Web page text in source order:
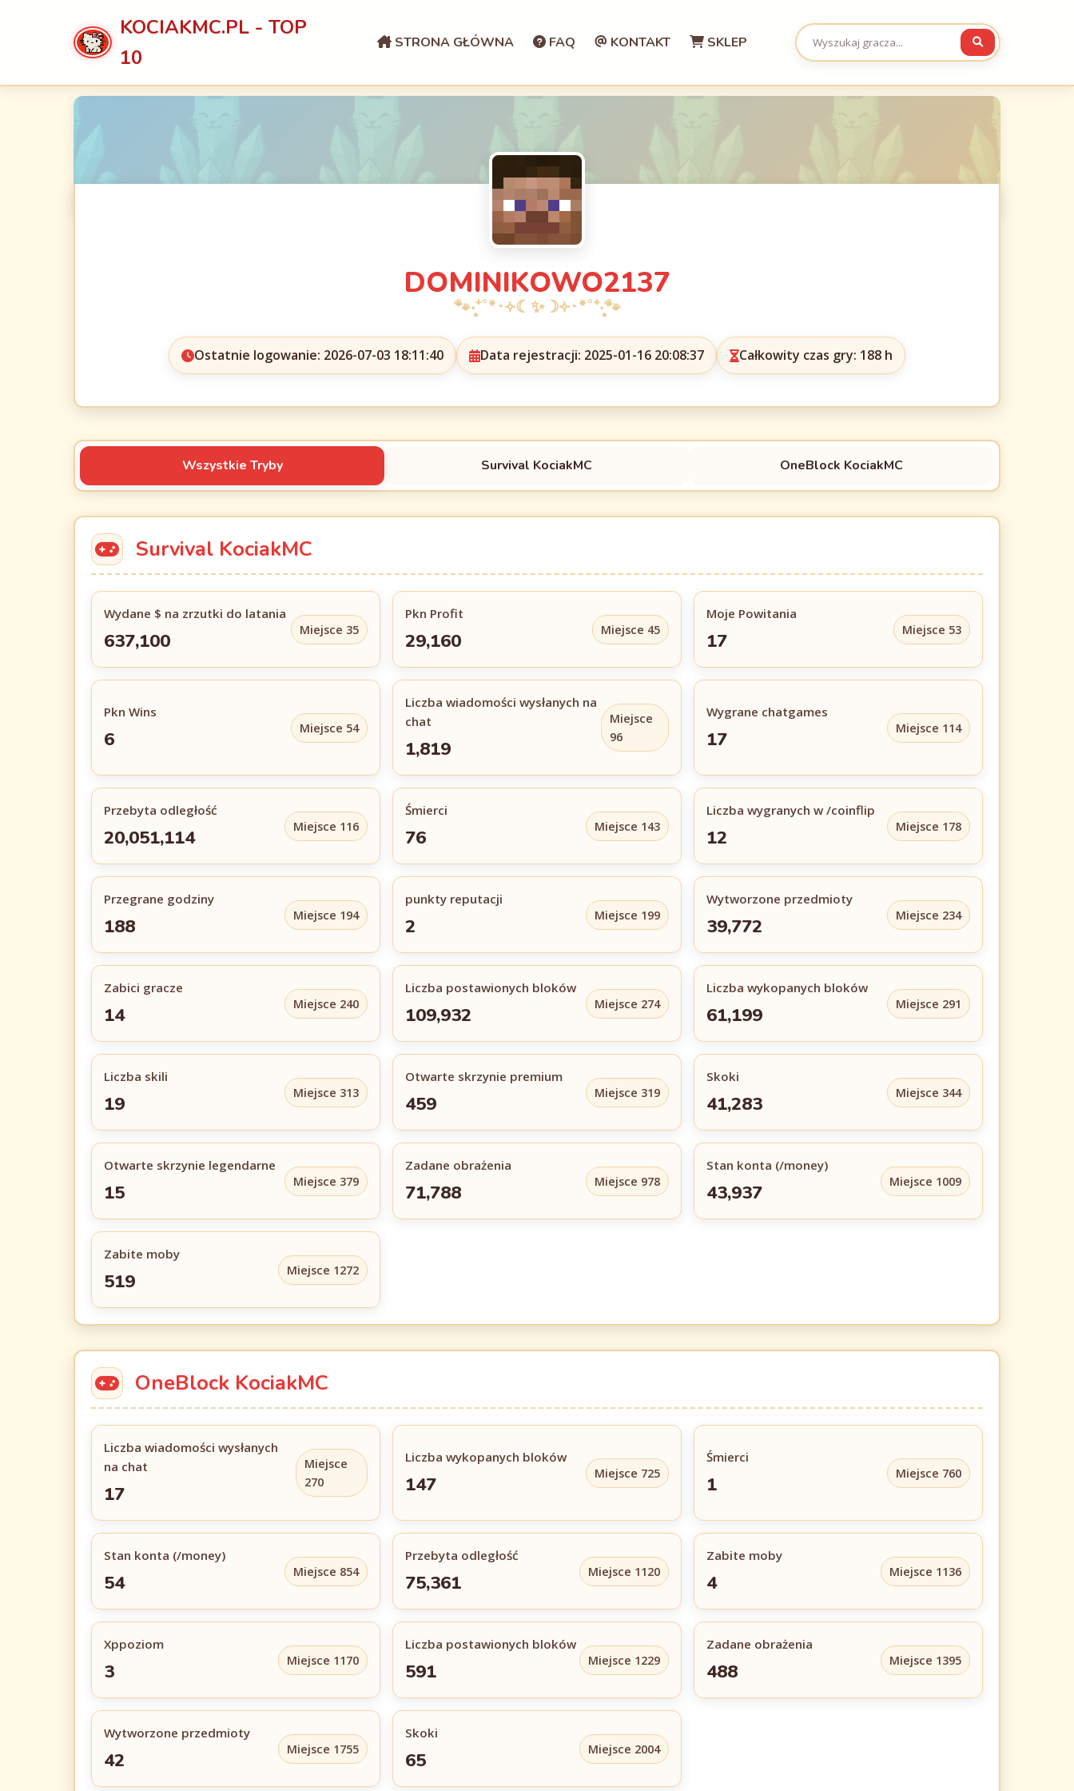
KOCIAKMC.PL - TOP
10
STRONA GŁÓWNA FAQ KONTAKT SKLEP
DOMINIKOWO2137
Ostatnie logowanie: 2026-07-03 18:11:40 Data rejestracji: 2025-01-16 20:08:37 Całkowity czas gry: 188 h
Wszystkie Tryby Survival KociakMC OneBlock KociakMC
Survival KociakMC
Wydane $ na zrzutki do latania
637,100 Miejsce 35
Pkn Profit
29,160 Miejsce 45
Moje Powitania
17 Miejsce 53
Pkn Wins
6 Miejsce 54
Liczba wiadomości wysłanych na
chat
1,819
Miejsce
96
Wygrane chatgames
17 Miejsce 114
Przebyta odległość
20,051,114 Miejsce 116
Śmierci
76 Miejsce 143
Liczba wygranych w /coinflip
12 Miejsce 178
Przegrane godziny
188 Miejsce 194
punkty reputacji
2 Miejsce 199
Wytworzone przedmioty
39,772 Miejsce 234
Zabici gracze
14 Miejsce 240
Liczba postawionych bloków
109,932 Miejsce 274
Liczba wykopanych bloków
61,199 Miejsce 291
Liczba skili
19 Miejsce 313
Otwarte skrzynie premium
459 Miejsce 319
Skoki
41,283 Miejsce 344
Otwarte skrzynie legendarne
15 Miejsce 379
Zadane obrażenia
71,788 Miejsce 978
Stan konta (/money)
43,937 Miejsce 1009
Zabite moby
519 Miejsce 1272
OneBlock KociakMC
Liczba wiadomości wysłanych
na chat
17
Miejsce
270
Liczba wykopanych bloków
147 Miejsce 725
Śmierci
1 Miejsce 760
Stan konta (/money)
54 Miejsce 854
Przebyta odległość
75,361 Miejsce 1120
Zabite moby
4 Miejsce 1136
Xppoziom
3 Miejsce 1170
Liczba postawionych bloków
591 Miejsce 1229
Zadane obrażenia
488 Miejsce 1395
Wytworzone przedmioty
42 Miejsce 1755
Skoki
65 Miejsce 2004